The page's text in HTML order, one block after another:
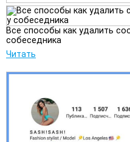
Все способы как удалить
собеседника
Читать